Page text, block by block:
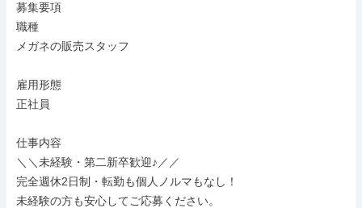
募集要項
職種
メガネの販売スタッフ
雇用形態
正社員
仕事内容
＼＼未経験・第二新卒歓迎♪／／
完全週休2日制・転勤も個人ノルマもなし！
未経験の方も安心してご応募ください。